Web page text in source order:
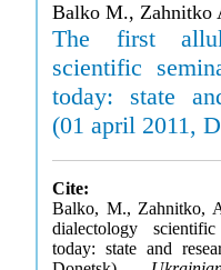
Balko M., Zahnitko
The first
scientific
today: state
(01 april 2011,
Cite:
Balko, M., Zahnitko,
dialectology
today: state and